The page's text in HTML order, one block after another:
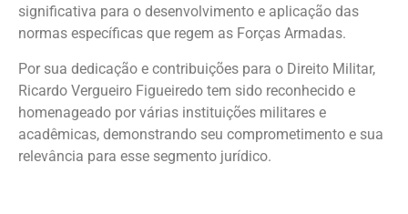
significativa para o desenvolvimento e aplicação das
normas específicas que regem as Forças Armadas.
Por sua dedicação e contribuições para o Direito Militar,
Ricardo Vergueiro Figueiredo tem sido reconhecido e
homenageado por várias instituições militares e
acadêmicas, demonstrando seu comprometimento e sua
relevância para esse segmento jurídico.